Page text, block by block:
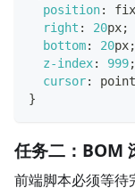
position:
right : 20px;
bottom: 20px;
z-index: 999;
cursor:
}
任务二：BOM
前端脚本必须等